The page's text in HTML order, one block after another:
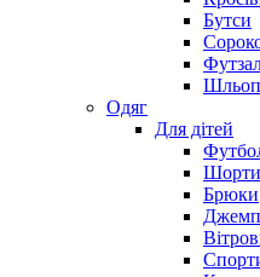
Бутси
Одяг
Для дітей
Шорти
Брюки